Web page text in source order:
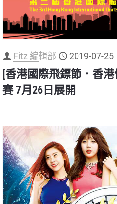
Fitz 編輯部 2019-07-25
[香港國際飛鏢節．香
賽 7月26日展開